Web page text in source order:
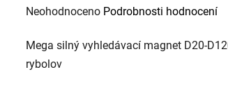
Průměrné
produktu
je
Neohodnoceno Podrobnosti hodnocení
Mega silný vyhledávací magnet D20-
rybolov